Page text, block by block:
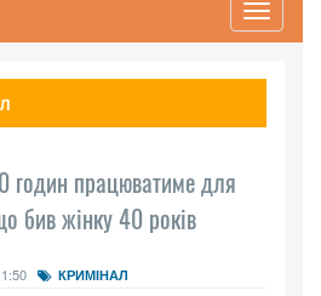
Toggle
годин працюватиме для
бив жінку 40 років
КРИМІНАЛ